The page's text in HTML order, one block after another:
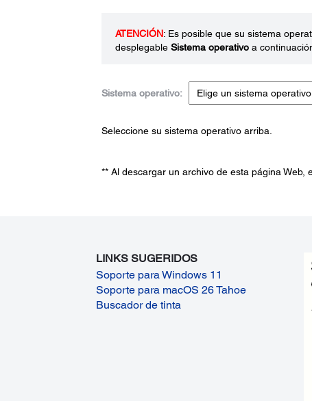
ATENCIÓN: Es posible que su sistema
desplegable Sistema operativoa
Sistema operativo:
Seleccione su sistema operativo arriba.
** Al descargar un archivo de esta página
LINKS SUGERIDOS
Soporte para Windows 11
Soporte para macOS 26 Tahoe
Buscador de tinta